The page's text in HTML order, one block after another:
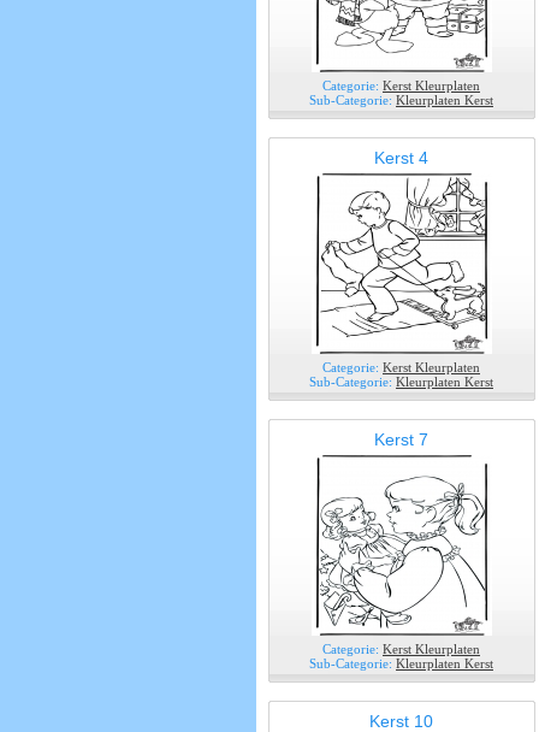
Categorie: Kerst Kleurplaten
Sub-Categorie: Kleurplaten Kerst
Kerst 4
Categorie: Kerst Kleurplaten
Sub-Categorie: Kleurplaten Kerst
Kerst 7
Categorie: Kerst Kleurplaten
Sub-Categorie: Kleurplaten Kerst
Kerst 10